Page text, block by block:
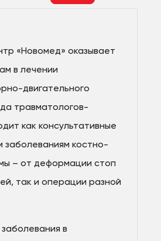
«Новомед» оказывает
в лечении
двигательного
травматологов-
как консультативные
костно-
– от деформации стоп
так и операции разной
в